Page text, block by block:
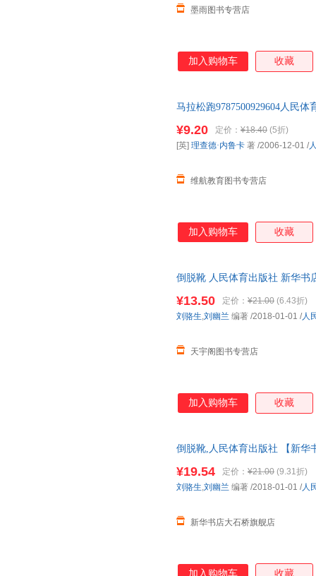
墨雨图书专营店
加入购物车 收藏
马拉松跑9787500929604人民
¥9.20 定价： ¥18.40 (5折)
维航教育图书专营店
[英] 理查德·内鲁卡 著 /2006-12-01 /
加入购物车 收藏
倒脱靴 人民体育出版社 新华书
¥13.50 定价： ¥21.00 (6.43折)
天宇阁图书专营店
刘骆生,刘幽兰 编著 /2018-01-01 /人
加入购物车 收藏
倒脱靴,人民体育出版社 【新华
¥19.54 定价： ¥21.00 (9.31折)
新华书店大石桥旗舰店
刘骆生,刘幽兰 编著 /2018-01-01 /人
加入购物车 收藏